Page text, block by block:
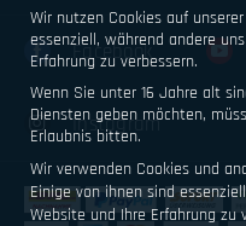
Facebook
Instagram
Wir nutzen Cookies auf
essenziell, während andere
Erfahrung zu verbessern.
Wenn Sie unter 16 Jahre alt
Diensten geben möchten,
Erlaubnis bitten.
Wir verwenden Cookies und
Einige von ihnen sind
Website und Ihre Erfahrung zu